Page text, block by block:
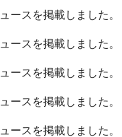
ースを掲載しました。
ースを掲載しました。
ースを掲載しました。
ースを掲載しました。
ースを掲載しました。